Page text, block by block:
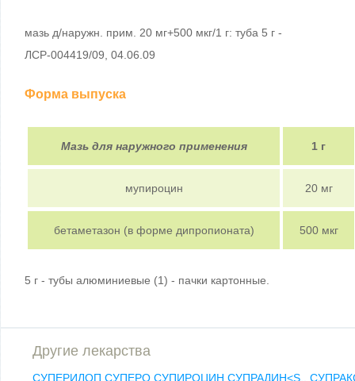
мазь д/наружн. прим. 20 мг+500 мкг/1 г: туба 5 г -
ЛСР-004419/09, 04.06.09
Форма выпуска
Мазь для наружного применения 1 г
мупироцин 20 мг
бетаметазон (в форме дипропионата) 500 мкг
5 г - тубы алюминиевые (1) - пачки картонные.
Другие лекарства
СУПЕРИЛОП СУПЕРО СУПИРОЦИН СУПРАДИН<S..